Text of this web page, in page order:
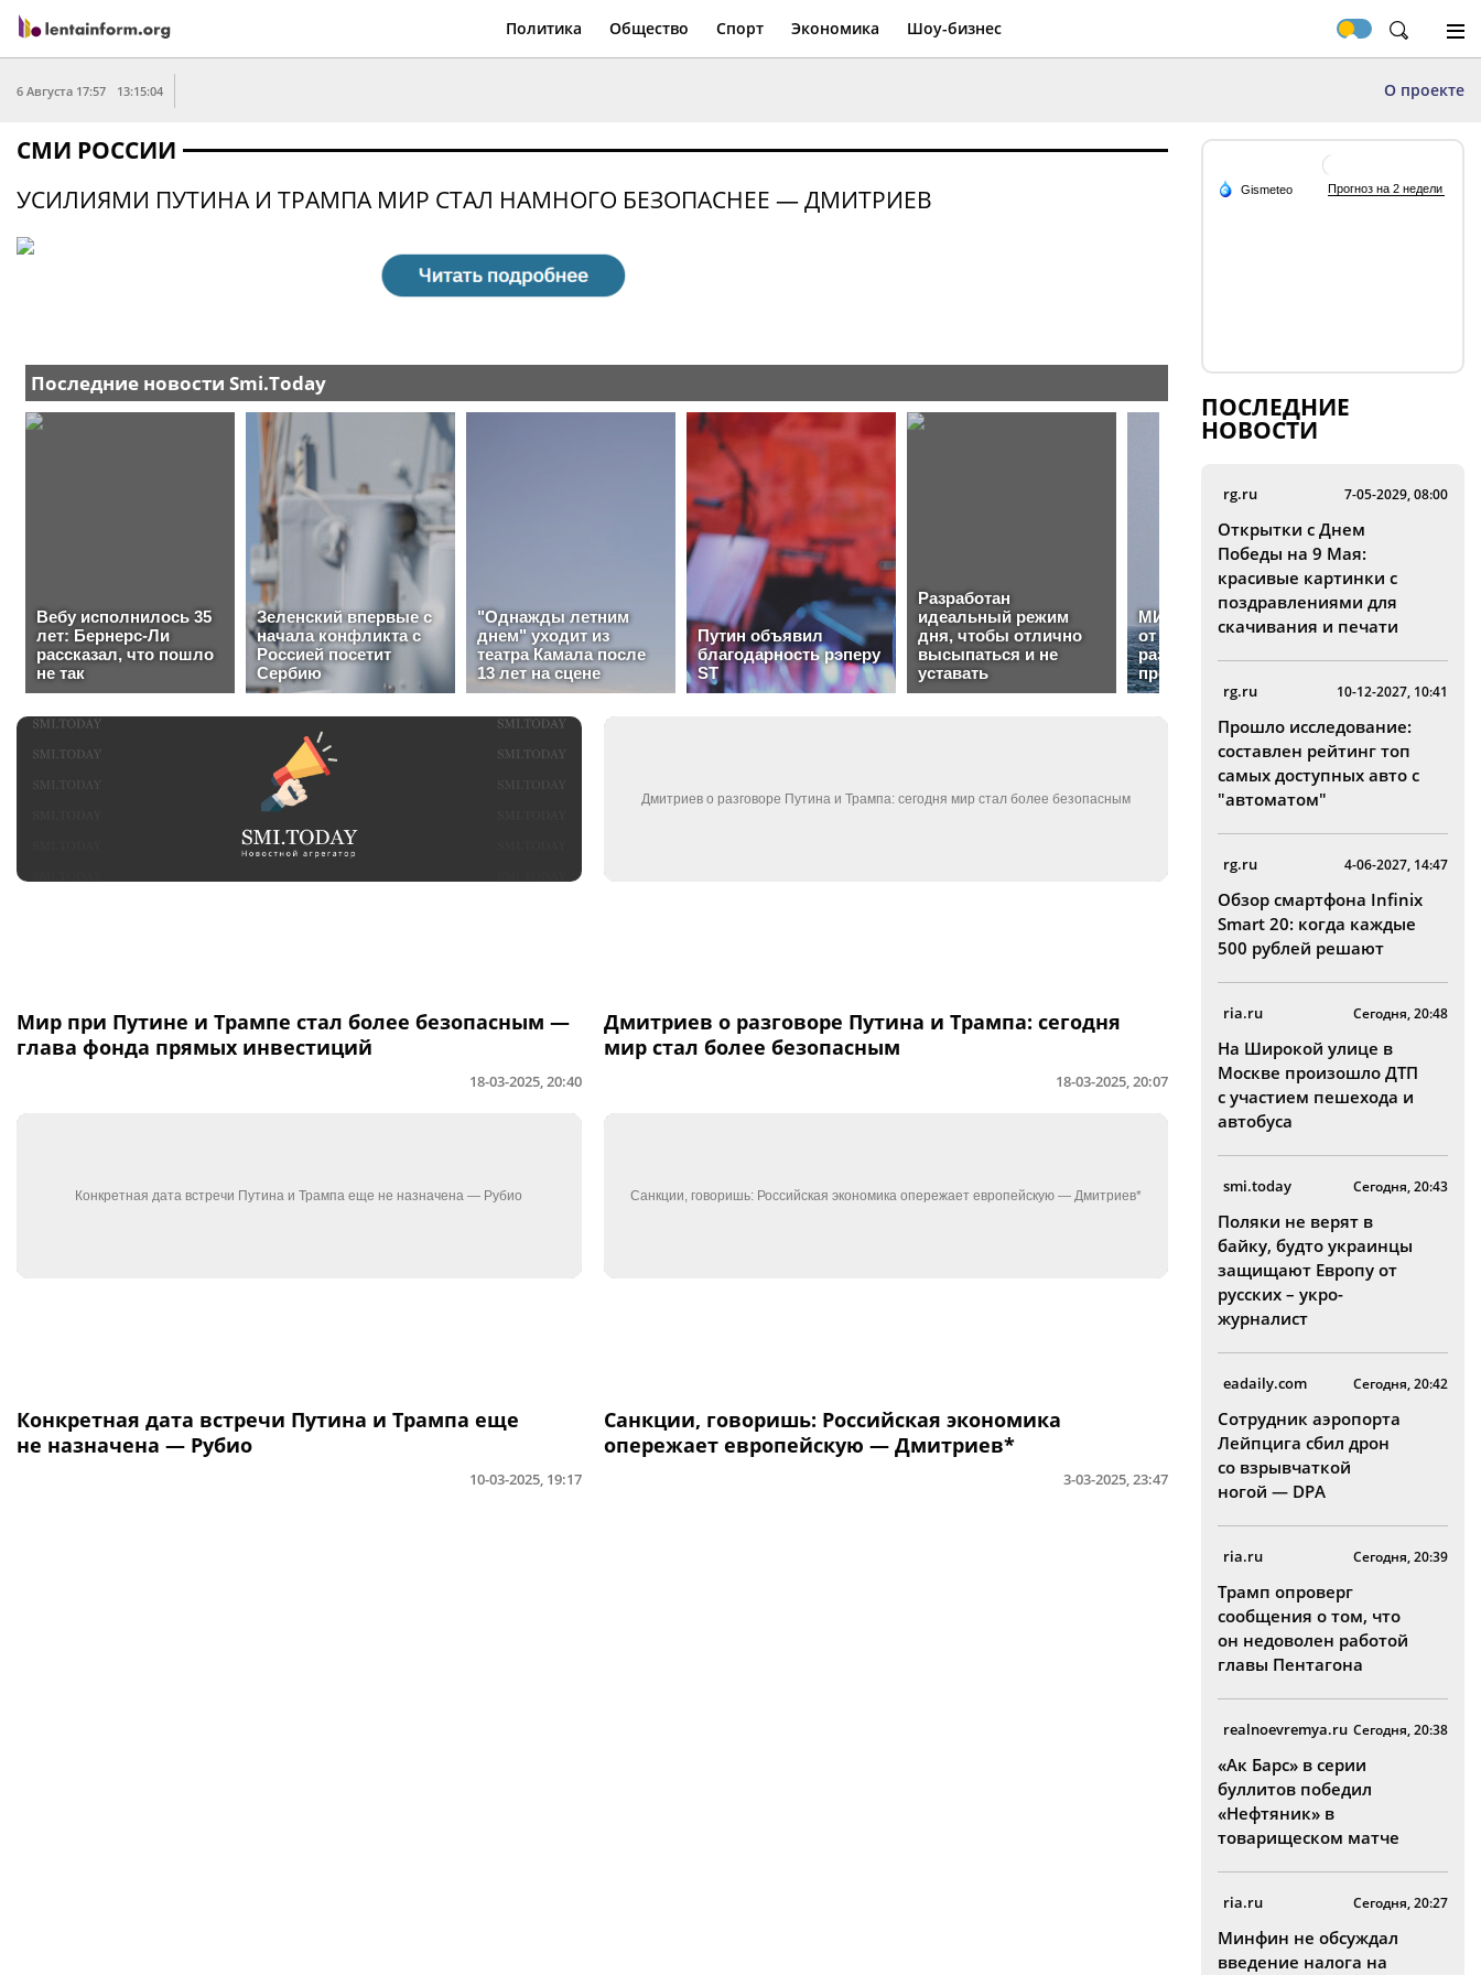
Политика Общество Спорт Экономика Шоу-бизнес
6 Августа 17:57 13:15:04 О проекте
СМИ РОССИИ
УСИЛИЯМИ ПУТИНА И ТРАМПА МИР СТАЛ НАМНОГО БЕЗОПАСНЕЕ — ДМИТРИЕВ
Мир при Путине и Трампе стал более безопасным —
глава фонда прямых инвестиций
18-03-2025, 20:40
Дмитриев о разговоре Путина и Трампа: сегодня
мир стал более безопасным
18-03-2025, 20:07
Конкретная дата встречи Путина и Трампа еще
не назначена — Рубио
10-03-2025, 19:17
Санкции, говоришь: Российская экономика
опережает европейскую — Дмитриев*
3-03-2025, 23:47
ПОСЛЕДНИЕ
НОВОСТИ
rg.ru 7-05-2029, 08:00
Открытки с Днем
Победы на 9 Мая:
красивые картинки с
поздравлениями для
скачивания и печати
rg.ru 10-12-2027, 10:41
Прошло исследование:
составлен рейтинг топ
самых доступных авто с
"автоматом"
rg.ru 4-06-2027, 14:47
Обзор смартфона Infinix
Smart 20: когда каждые
500 рублей решают
ria.ru Сегодня, 20:48
На Широкой улице в
Москве произошло ДТП
с участием пешехода и
автобуса
smi.today Сегодня, 20:43
Поляки не верят в
байку, будто украинцы
защищают Европу от
русских – укро-
журналист
eadaily.com Сегодня, 20:42
Сотрудник аэропорта
Лейпцига сбил дрон
со взрывчаткой
ногой — DPA
ria.ru Сегодня, 20:39
Трамп опроверг
сообщения о том, что
он недоволен работой
главы Пентагона
realnoevremya.ru Сегодня, 20:38
«Ак Барс» в серии
буллитов победил
«Нефтяник» в
товарищеском матче
ria.ru Сегодня, 20:27
Минфин не обсуждал
введение налога на